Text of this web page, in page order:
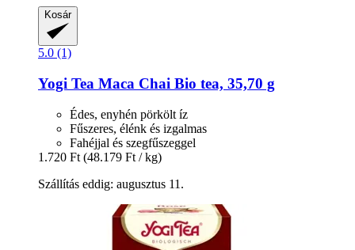
Kosár
5.0 (1)
Yogi Tea Maca Chai Bio tea, 35,70 g
Édes, enyhén pörkölt íz
Fűszeres, élénk és izgalmas
Fahéjjal és szegfűszeggel
1.720 Ft (48.179 Ft / kg)
Szállítás eddig: augusztus 11.